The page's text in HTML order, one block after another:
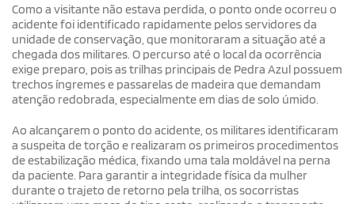
Como a visitante não estava perdida, o ponto onde ocorreu o
acidente foi identificado rapidamente pelos servidores da
unidade de conservação, que monitoraram a situação até a
chegada dos militares. O percurso até o local da ocorrência
exige preparo, pois as trilhas principais de Pedra Azul possuem
trechos íngremes e passarelas de madeira que demandam
atenção redobrada, especialmente em dias de solo úmido.
Ao alcançarem o ponto do acidente, os militares identificaram
a suspeita de torção e realizaram os primeiros procedimentos
de estabilização médica, fixando uma tala moldável na perna
da paciente. Para garantir a integridade física da mulher
durante o trajeto de retorno pela trilha, os socorristas